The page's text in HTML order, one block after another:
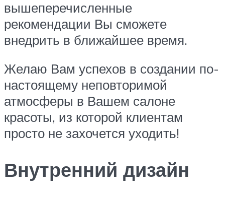
вышеперечисленные
рекомендации Вы сможете
внедрить в ближайшее время.
Желаю Вам успехов в создании по-
настоящему неповторимой
атмосферы в Вашем салоне
красоты, из которой клиентам
просто не захочется уходить!
Внутренний дизайн